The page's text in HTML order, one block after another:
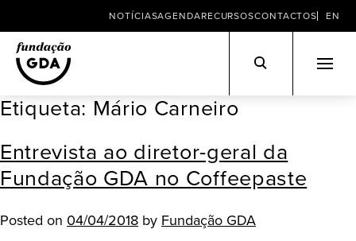
Skip
content
NOTÍCIASAGENDARECURSOSCONTACTOS EN
Etiqueta: Mário Carneiro
Entrevista ao diretor-geral da
Fundação GDA no Coffeepaste
Posted on 04/04/2018 by Fundação GDA